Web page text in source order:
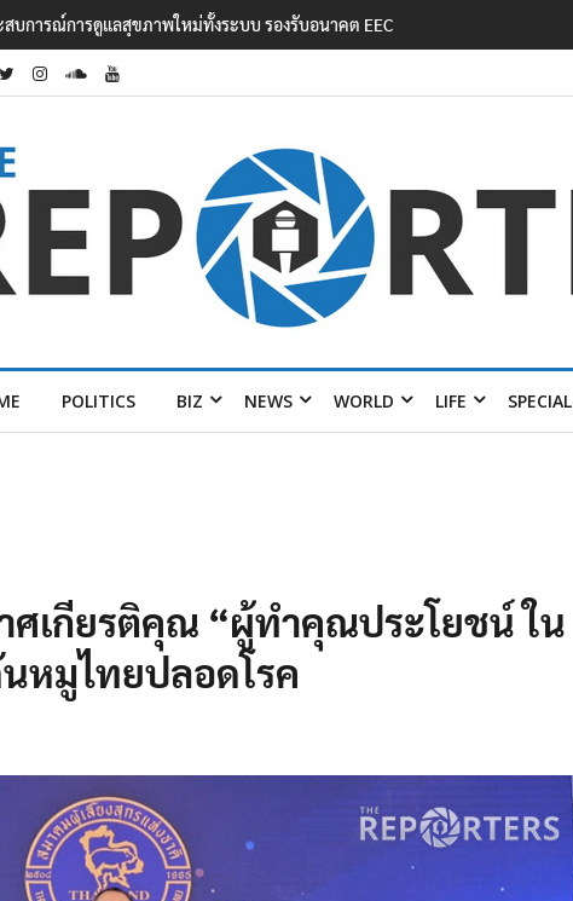
านรัฐบาลไทยสานสัมพันธ์ ‘มิน ออง ไลง์’
POLITICS BIZ NEWS WORLD LIFE SPECIAL
ศเกียรติคุณ “ผู้ทำคุณประโยชน์ ใน
หมูไทยปลอดโรค